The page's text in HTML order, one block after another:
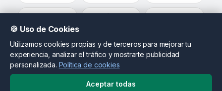
Sevilla Málaga Alicante
¿Eres propietario de una gasolinera?
conductores que ya están comparando opciones en tu
🍪 Uso de Cookies
Utilizamos cookies propias y de terceros para mejorar tu
experiencia, analizar el tráfico y mostrarte publicidad
personalizada. Política de cookies
Aceptar todas